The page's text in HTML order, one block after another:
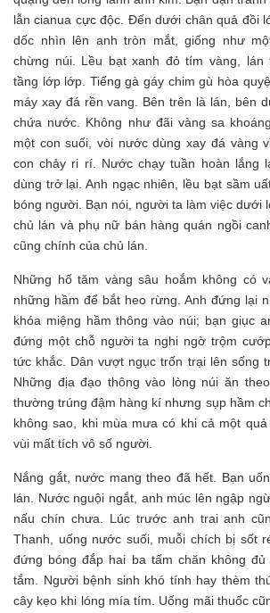
lẫn cianua cực độc. Đến dưới chân quả đồi
dốc nhìn lên anh tròn mắt, giống như
chừng núi. Lều bạt xanh đỏ tím vàng, lán
tầng lớp lớp. Tiếng gà gáy chim gù hòa
máy xay đá rền vang. Bên trên là lán, bên
chứa nước. Không như đãi vàng sa
một con suối, vòi nước dùng xay đá vàng
con chảy ri rí. Nước chạy tuần hoàn lắng
dùng trở lại. Anh ngạc nhiên, lều bạt sầm
bóng người. Bạn nói, người ta làm việc dưới
chủ lán và phụ nữ bán hàng quán ngồi
cũng chính của chủ lán.
Những hố tăm vàng sâu hoắm không có
những hầm để bắt heo rừng. Anh đứng lại
khóa miệng hầm thông vào núi; bạn giục
đứng một chỗ người ta nghi ngờ trộm
tức khắc. Dân vượt ngục trốn trại lên sống
Những địa đạo thông vào lòng núi ăn
thường trúng đậm hàng kí nhưng sụp hầm
không sao, khi mùa mưa có khi cả một
vùi mất tích vô số người.
Nắng gắt, nước mang theo đã hết. Bạn
lán. Nước nguội ngắt, anh múc lên ngập
nấu chín chưa. Lúc trước anh trai anh
Thanh, uống nước suối, muỗi chích bị sốt
đứng bóng đắp hai ba tấm chăn không
tắm. Người bệnh sinh khó tính hay thèm
cây kẹo khi lóng mía tím. Uống mãi thuốc